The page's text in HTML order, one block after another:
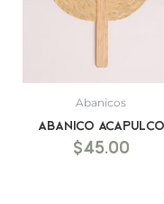
Abanicos
Abanico Acapulco
$45.00